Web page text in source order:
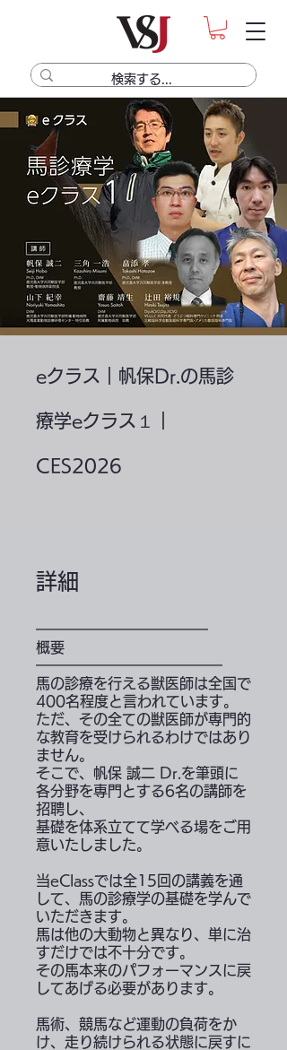
eクラス｜帆保Dr.の馬診
療学eクラス１｜
CES2026
詳細
━━━━━━━━━━━━
概要
━━━━━━━━━━━━━
馬の診療を行える獣医師は全国で
400名程度と言われています。
ただ、その全ての獣医師が専門的
な教育を受けられるわけではあり
ません。
そこで、帆保 誠二 Dr.を筆頭に
各分野を専門とする6名の講師を
招聘し、
基礎を体系立てて学べる場をご用
意いたしました。
当eClassでは全15回の講義を通
して、馬の診療学の基礎を学んで
いただきます。
馬は他の大動物と異なり、単に治
すだけでは不十分です。
その馬本来のパフォーマンスに戻
してあげる必要があります。
馬術、競馬など運動の負荷をか
け、走り続けられる状態に戻すに